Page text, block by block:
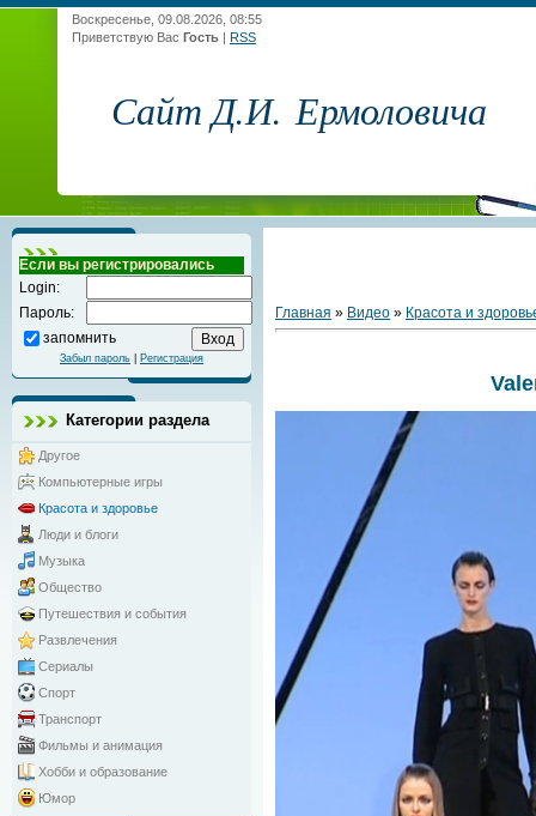
Воскресенье, 09.08.2026, 08:55
Приветствую Вас Гость | RSS
Сайт Д.И. Ермоловича
Если вы регистрировались
Login:
Пароль:
запомнить
Забыл пароль Регистрация
Категории раздела
Другое
Компьютерные игры
Красота и здоровье
Люди и блоги
Музыка
Общество
Путешествия и события
Развлечения
Сериалы
Спорт
Транспорт
Фильмы и анимация
Хобби и образование
Юмор
Главная » Видео » Красота и